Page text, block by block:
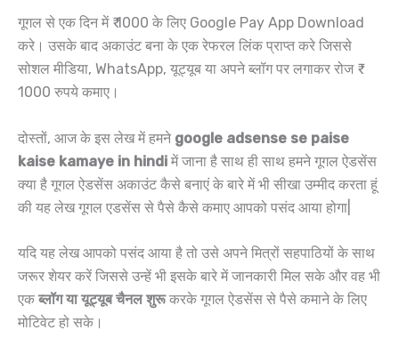
गूगल से एक दिन में ₹ 1000 के लिए Google Pay App Download
करे। उसके बाद अकाउंट बना के एक रेफरल लिंक प्राप्त करे जिससे
सोशल मीडिया, WhatsApp, यूट्यूब या अपने ब्लॉग पर लगाकर रोज ₹
1000 रुपये कमाए।
दोस्तों, आज के इस लेख में हमने google adsense se paise
kaise kamaye in hindi में जाना है साथ ही साथ हमने गूगल ऐडसेंस
क्या है गूगल ऐडसेंस अकाउंट कैसे बनाएं के बारे में भी सीखा उम्मीद करता हूं
की यह लेख गूगल एडसेंस से पैसे कैसे कमाए आपको पसंद आया होगा|
यदि यह लेख आपको पसंद आया है तो उसे अपने मित्रों सहपाठियों के साथ
जरूर शेयर करें जिससे उन्हें भी इसके बारे में जानकारी मिल सके और वह भी
एक ब्लॉग या यूट्यूब चैनल शुरूकरके गूगल ऐडसेंस से पैसे कमाने के लिए
मोटिवेट हो सके।